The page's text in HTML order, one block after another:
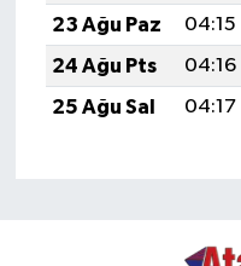
23 Ağu Paz
04:15
24 Ağu Pts
04:16
25 Ağu Sal
04:17